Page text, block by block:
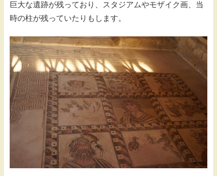
巨大な遺跡が残っており、スタジアムやモザイク画、当
時の柱が残っていたりもします。